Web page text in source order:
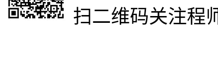
扫二维码关注程